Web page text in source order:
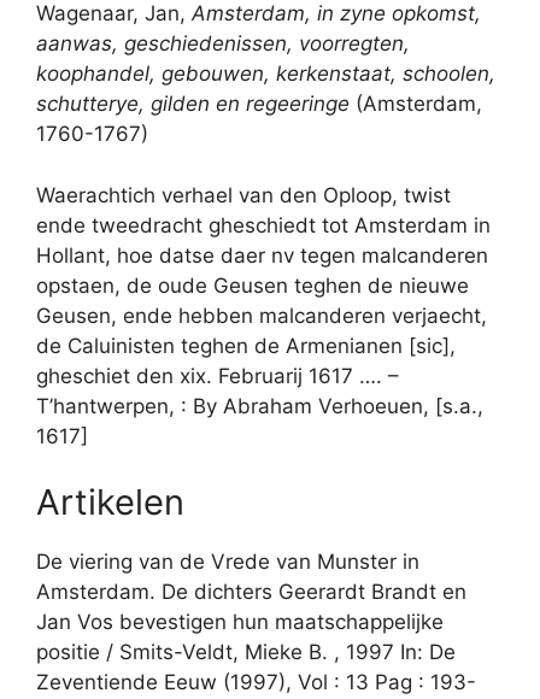
Wagenaar, Jan,Amsterdam, in zyne opkomst,
aanwas, geschiedenissen, voorregten,
koophandel, gebouwen, kerkenstaat, schoolen,
schutterye, gilden en regeeringe (Amsterdam,
1760-1767)
Waerachtich verhael van den Oploop, twist
ende tweedracht gheschiedt tot Amsterdam in
Hollant, hoe datse daer nv tegen malcanderen
opstaen, de oude Geusen teghen de nieuwe
Geusen, ende hebben malcanderen verjaecht,
de Caluinisten teghen de Armenianen [sic],
gheschiet den xix. Februarij 1617 …. –
T’hantwerpen, : By Abraham Verhoeuen, [s.a.,
1617]
Artikelen
De viering van de Vrede van Munster in
Amsterdam. De dichters Geerardt Brandt en
Jan Vos bevestigen hun maatschappelijke
positie / Smits-Veldt, Mieke B. , 1997 In: De
Zeventiende Eeuw (1997), Vol : 13 Pag : 193-